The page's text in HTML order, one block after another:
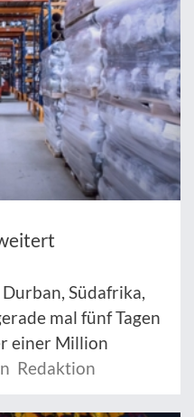
Südafrika,
mal fünf Tagen
einer Million
Redaktion